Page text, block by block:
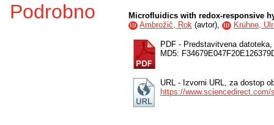
Podrobno Microfluidics with redox-responsive
ID Ambrožič, Rok (avtor), ID Krühne,
PDF - Predstavitvena datoteka,
MD5:
URL - Izvorni URL, za dostop
https://